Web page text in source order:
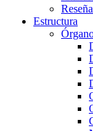
Estructura